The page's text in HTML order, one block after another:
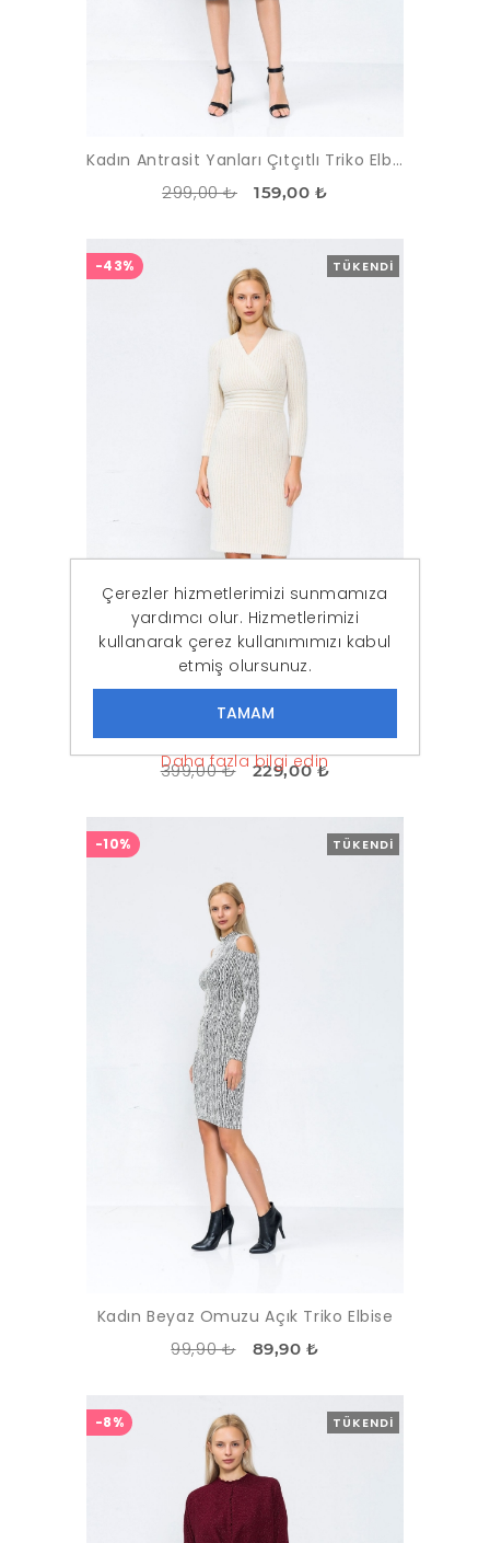
Kadın Antrasit Yanları Çıtçıtlı Triko Elbise
299,00 ₺ 159,00 ₺
TÜKENDI
-43%
Kadın Bej Simli Uzun Triko Elbise
399,00 ₺ 229,00 ₺
TÜKENDI
-10%
Kadın Beyaz Omuzu Açık Triko Elbise
99,90 ₺ 89,90 ₺
TÜKENDI
-8%
Çerezler hizmetlerimizi sunmamıza
yardımcı olur. Hizmetlerimizi
kullanarak çerez kullanımımızı kabul
etmiş olursunuz.
Daha fazla bilgi edin